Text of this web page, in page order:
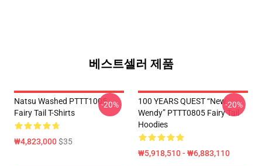
베스트셀러 제품
Natsu Washed PTTT1005
Fairy Tail T-Shirts
₩4,823,000$35
-20%
100 YEARS QUEST “New
Wendy” PTTT0805 Fairy Tail
Hoodies
₩5,918,510 - ₩6,883,110
-20%